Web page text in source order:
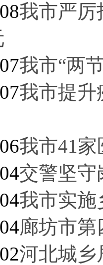
我市严厉
我市“两
我市提升
我市41
交警坚守
我市实施
廊坊市
河北城乡